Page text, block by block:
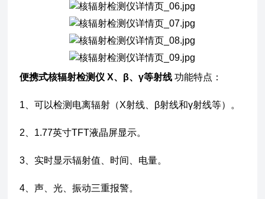
便携式核辐射检测仪 Χ、β、γ等射线 功能特点：
1、可以检测电离辐射（Χ射线、β射线和γ射线等）。
2、1.77英寸TFT液晶屏显示。
3、实时显示辐射值、时间、电量。
4、声、光、振动三重报警。